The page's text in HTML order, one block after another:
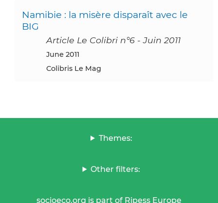
Namibie : la misère disparaît avec le
BIG
Article Le Colibri n°6 - Juin 2011
June 2011
Colibris Le Mag
Themes:
Other filters:
socioeco.org is part of Ripess Europe